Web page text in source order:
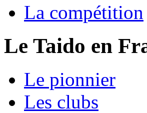
La compétition
Le Taido en
Le pionnier
Les clubs